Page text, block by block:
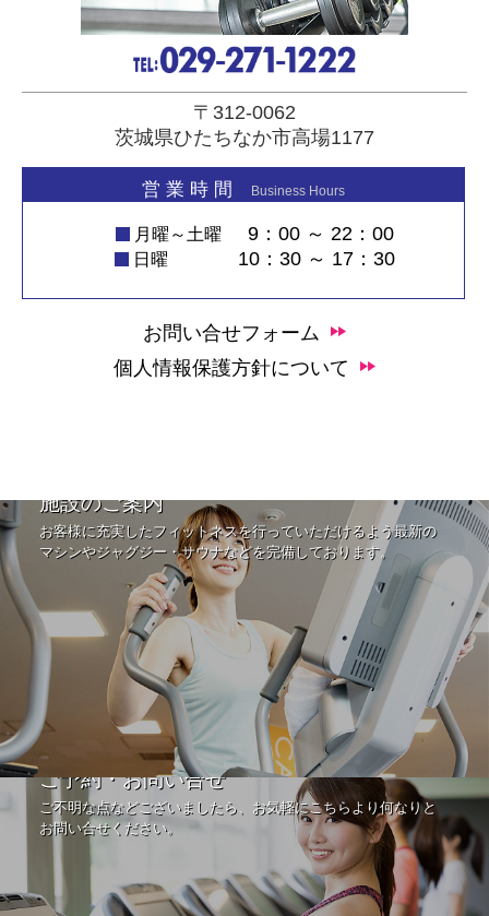
〒312-0062
茨城県ひたちなか市高場1177
営 業 時 間 Business Hours
月曜～土曜 9：00 ～ 22：00
日曜 10：30 ～ 17：30
お問い合せフォーム
個人情報保護方針について
施設のご案内
お客様に充実したフィットネスを行っていただけるよう最新の
マシンやジャグジー・サウナなどを完備しております。
ご予約・お問い合せ
ご不明な点などございましたら、お気軽にこちらより何なりと
お問い合せください。